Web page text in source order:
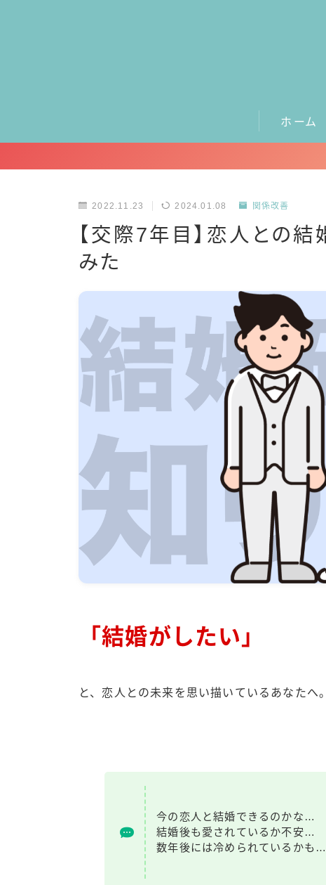
ホーム
2022.11.23 2024.01.08 関係改善
【交際7年目】恋人との
みた
「結婚がしたい」
と、恋人との未来を思い描いているあなたへ。
今の恋人と結婚できるのかな…
結婚後も愛されているか不安…
数年後には冷められているかも…